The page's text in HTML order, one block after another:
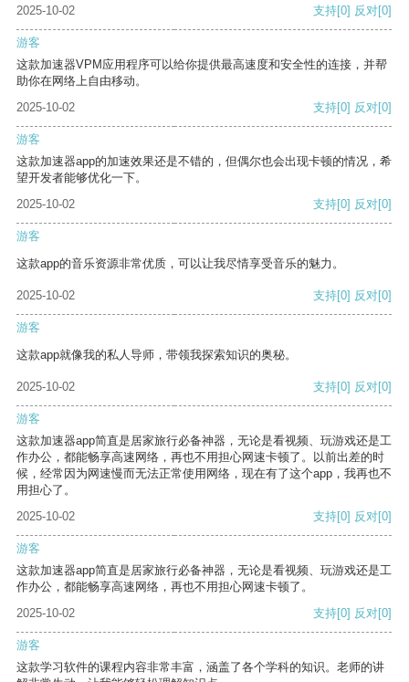
2025-10-02 支持[0] 反对[0]
游客
这款加速器VPM应用程序可以给你提供最高速度和安全性的连接，并帮
助你在网络上自由移动。
2025-10-02
支持[0] 反对[0]
游客
这款加速器app的加速效果还是不错的，但偶尔也会出现卡顿的情况，希
望开发者能够优化一下。
2025-10-02
支持[0] 反对[0]
游客
这款app的音乐资源非常优质，可以让我尽情享受音乐的魅力。
2025-10-02 支持[0] 反对[0]
游客
这款app就像我的私人导师，带领我探索知识的奥秘。
2025-10-02 支持[0] 反对[0]
游客
这款加速器app简直是居家旅行必备神器，无论是看视频、玩游戏还是工
作办公，都能畅享高速网络，再也不用担心网速卡顿了。以前出差的时
候，经常因为网速慢而无法正常使用网络，现在有了这个app，我再也不
用担心了。
2025-10-02
支持[0] 反对[0]
游客
这款加速器app简直是居家旅行必备神器，无论是看视频、玩游戏还是工
作办公，都能畅享高速网络，再也不用担心网速卡顿了。
2025-10-02
支持[0] 反对[0]
游客
这款学习软件的课程内容非常丰富，涵盖了各个学科的知识。老师的讲